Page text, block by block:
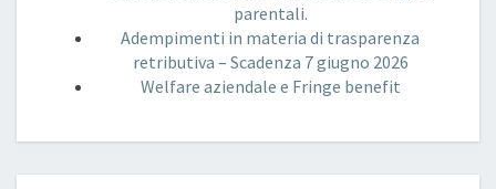
parentali.
Adempimenti in materia di trasparenza
retributiva – Scadenza 7 giugno 2026
Welfare aziendale e Fringe benefit